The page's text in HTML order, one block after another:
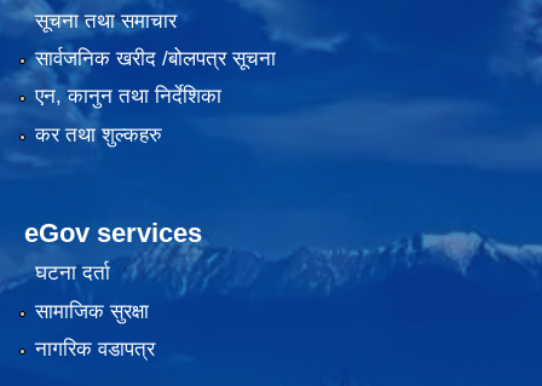
सूचना तथा समाचार
सार्वजनिक खरीद /बोलपत्र सूचना
एन, कानुन तथा निर्देशिका
कर तथा शुल्कहरु
eGov services
घटना दर्ता
सामाजिक सुरक्षा
नागरिक वडापत्र